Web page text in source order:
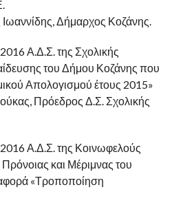
Ιωαννίδης, Δήμαρχος Κοζάνης.
Α.Δ.Σ. της Σχολικής
του Δήμου Κοζάνης που
Απολογισμού έτους 2015»
Πρόεδρος Δ.Σ. Σχολικής
Α.Δ.Σ. της Κοινωφελούς
και Μέριμνας του
«Τροποποίηση